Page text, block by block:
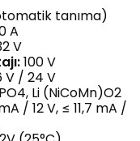
tanıma)
A
V
100 V
V / 24 V
Li (NiCoMn)O2
/ 12 V, ≤ 11,7 mA /